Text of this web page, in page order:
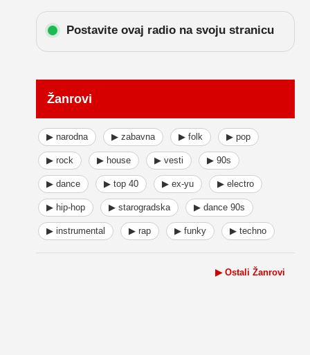
Postavite ovaj radio na svoju stranicu
Žanrovi
▶ narodna ▶ zabavna ▶ folk ▶ pop
▶ rock ▶ house ▶ vesti ▶ 90s
▶ dance ▶ top 40 ▶ ex-yu ▶ electro
▶ hip-hop ▶ starogradska ▶ dance 90s
▶ instrumental ▶ rap ▶ funky ▶ techno
▶ Ostali Žanrovi